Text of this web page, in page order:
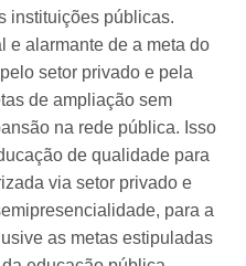
instituições públicas.
e alarmante de a meta do
setor privado e pela
de ampliação sem
na rede pública. Isso
de qualidade para
via setor privado e
para a
as metas estipuladas